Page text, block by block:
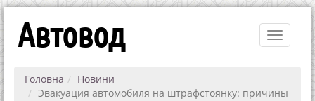
Toggle
Автовод
Головна
Новини
Эвакуация автомобиля на штрафстоянку: причины